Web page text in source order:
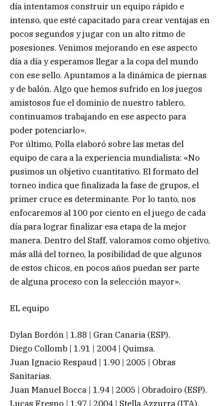
día intentamos construir un equipo rápido e
intenso, que esté capacitado para crear ventajas en
pocos segundos y jugar con un alto ritmo de
posesiones. Venimos mejorando en ese aspecto
día a día y esperamos llegar a la copa del mundo
con ese sello. Apuntamos a la dinámica de piernas
y de balón. Algo que hemos sufrido en los juegos
amistosos fue el dominio de nuestro tablero,
continuamos trabajando en ese aspecto para
poder potenciarlo».
Por último, Polla elaboró sobre las metas del
equipo de cara a la experiencia mundialista: «No
pusimos un objetivo cuantitativo. El formato del
torneo indica que finalizada la fase de grupos, el
primer cruce es determinante. Por lo tanto, nos
enfocaremos al 100 por ciento en el juego de cada
día para lograr finalizar esa etapa de la mejor
manera. Dentro del Staff, valoramos como objetivo,
más allá del torneo, la posibilidad de que algunos
de estos chicos, en pocos años puedan ser parte
de alguna proceso con la selección mayor».
EL equipo
Dylan Bordón | 1.88 | Gran Canaria (ESP).
Diego Collomb | 1.91 | 2004 | Quimsa.
Juan Ignacio Respaud | 1.90 | 2005 | Obras
Sanitarias.
Juan Manuel Bocca | 1.94 | 2005 | Obradoiro (ESP).
Lucas Fresno | 1.97 | 2004 | Stella Azzurra (ITA).